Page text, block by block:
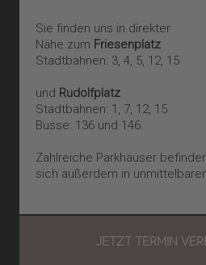
Sie finden uns in direkter
Nähe zum Friesenplatz
Stadtbahnen: 3, 4, 5, 12, 15
und Rudolfplatz
Stadtbahnen: 1, 7, 12, 15
Busse: 136 und 146.
Zahlreiche Parkhäuser
sich außerdem in
JETZT TERMIN